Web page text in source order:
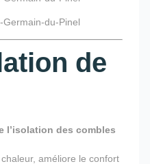
de
l’isolation des combles
améliore le confort